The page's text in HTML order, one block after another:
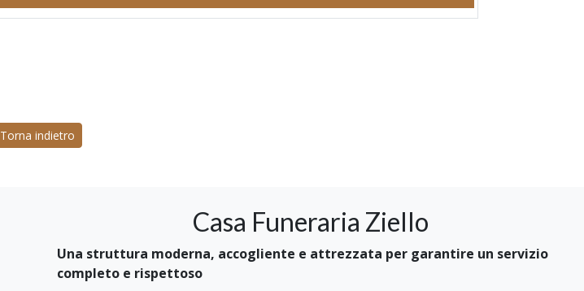
Torna indietro
Casa Funeraria Ziello
Una struttura moderna, accogliente e attrezzata per garantire un servizio
completo e rispettoso